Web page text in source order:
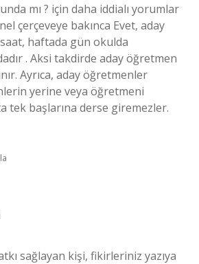
mı ? için daha iddialı yorumlar
çerçeveye bakınca Evet, aday
haftada gün okulda
. Aksi takdirde aday öğretmen
Ayrıca, aday öğretmenler
yerine veya öğretmeni
tek başlarına derse giremezler.
sağlayan kişi, fikirleriniz yazıya